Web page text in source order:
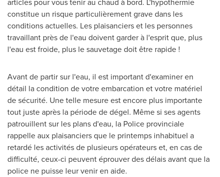
constitue un risque particulièrement grave dans les
conditions actuelles. Les plaisanciers et les personnes
travaillant près de l'eau doivent garder à l'esprit que, plus
l'eau est froide, plus le sauvetage doit être rapide !
Avant de partir sur l'eau, il est important d'examiner en
détail la condition de votre embarcation et votre matériel
de sécurité. Une telle mesure est encore plus importante
tout juste après la période de dégel. Même si ses agents
patrouillent sur les plans d'eau, la Police provinciale
rappelle aux plaisanciers que le printemps inhabituel a
retardé les activités de plusieurs opérateurs et, en cas de
difficulté, ceux-ci peuvent éprouver des délais avant que la
police ne puisse leur venir en aide.